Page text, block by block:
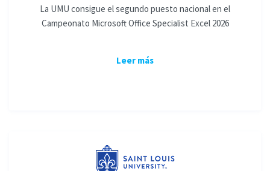
La UMU consigue el segundo puesto nacional en el
Campeonato Microsoft Office Specialist Excel 2026
Leer más